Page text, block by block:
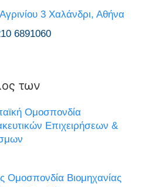
3 Χαλάνδρι, Αθήνα
6891060
των
Ομοσπονδία
Επιχειρήσεων &
Ομοσπονδία Βιομηχανίας